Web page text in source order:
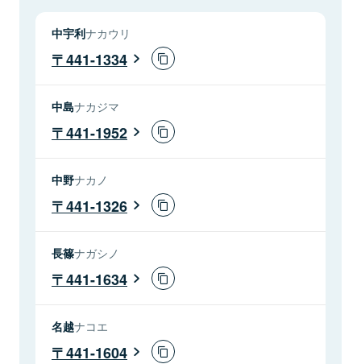
中宇利ナカウリ
441-1334
中島ナカジマ
441-1952
中野ナカノ
441-1326
長篠ナガシノ
441-1634
名越ナコエ
441-1604